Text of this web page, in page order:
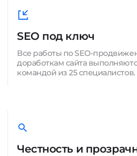
SEO под ключ
Все работы по SEO-
доработкам сайта
командой из 25 специалистов.
Честность и